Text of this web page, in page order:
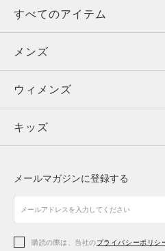
すべてのアイテム
メンズ
ウィメンズ
キッズ
アクセサリー
メンズ
トップス
ボトムス
アクセサリー
ウィメンズ
トップス
シューズ
アクセサリー
キッズ
シューズ
メールマガジンに登録する
購読の際は、当社のプライバシーポリシ